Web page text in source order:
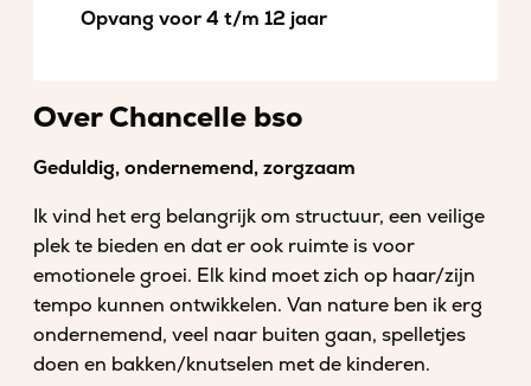
Opvang voor 4 t/m 12 jaar
Over Chancelle bso
Geduldig, ondernemend, zorgzaam
Ik vind het erg belangrijk om structuur, een veilige
plek te bieden en dat er ook ruimte is voor
emotionele groei. Elk kind moet zich op haar/zijn
tempo kunnen ontwikkelen. Van nature ben ik erg
ondernemend, veel naar buiten gaan, spelletjes
doen en bakken/knutselen met de kinderen.